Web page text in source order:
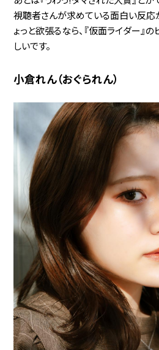
視聴者さんが求めている面白い反応
ょっと欲張るなら、『仮面ライダー』
しいです。
小倉れん（おぐられん）